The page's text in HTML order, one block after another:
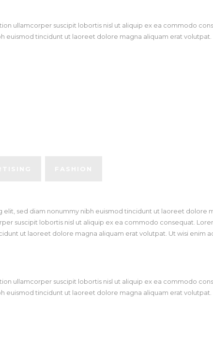
ullamcorper suscipit lobortis nisl ut aliquip ex ea commodo
euismod tincidunt ut laoreet dolore magna aliquam erat volutpat.
sed diam nonummy nibh euismod tincidunt ut laoreet dolore
suscipit lobortis nisl ut aliquip ex ea commodo consequat.
ut laoreet dolore magna aliquam erat volutpat. Ut wisi enim
ullamcorper suscipit lobortis nisl ut aliquip ex ea commodo
euismod tincidunt ut laoreet dolore magna aliquam erat volutpat.